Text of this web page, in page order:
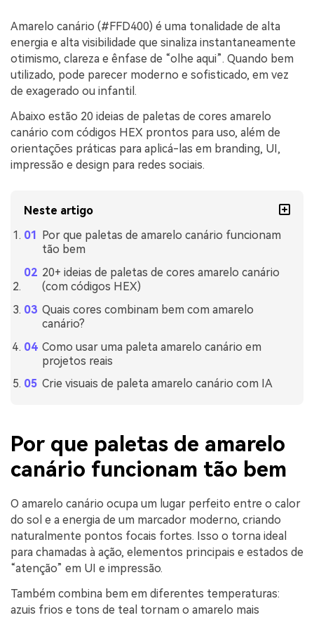
Amarelo canário (#FFD400) é uma tonalidade de alta
energia e alta visibilidade que sinaliza instantaneamente
otimismo, clareza e ênfase de “olhe aqui”. Quando bem
utilizado, pode parecer moderno e sofisticado, em vez
de exagerado ou infantil.
Abaixo estão 20 ideias de paletas de cores amarelo
canário com códigos HEX prontos para uso, além de
orientações práticas para aplicá-las em branding, UI,
impressão e design para redes sociais.
Neste artigo
Por que paletas de amarelo canário funcionam
tão bem
20+ ideias de paletas de cores amarelo canário
(com códigos HEX)
Quais cores combinam bem com amarelo
canário?
Como usar uma paleta amarelo canário em
projetos reais
Crie visuais de paleta amarelo canário com IA
Por que paletas de amarelo
canário funcionam tão bem
O amarelo canário ocupa um lugar perfeito entre o calor
do sol e a energia de um marcador moderno, criando
naturalmente pontos focais fortes. Isso o torna ideal
para chamadas à ação, elementos principais e estados de
“atenção” em UI e impressão.
Também combina bem em diferentes temperaturas:
azuis frios e tons de teal tornam o amarelo mais